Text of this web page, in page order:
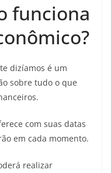
funciona
dizíamos é um
sobre tudo o que
com suas datas
em cada momento.
realizar